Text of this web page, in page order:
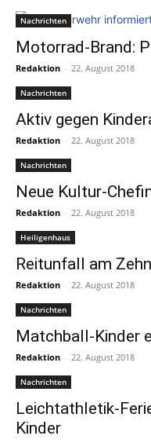
Nachrichten
Motorrad-Brand:
Redaktion - 22. August 2018
Nachrichten
Aktiv gegen
Redaktion - 22. August 2018
Nachrichten
Neue Kultur-
Redaktion - 22. August 2018
Heiligenhaus
Reitunfall am
Redaktion - 22. August 2018
Nachrichten
Matchball-Kinder
Redaktion - 22. August 2018
Nachrichten
Leichtathletik-
Kinder